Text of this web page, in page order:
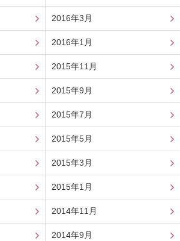
2016年3月
2016年1月
2015年11月
2015年9月
2015年7月
2015年5月
2015年3月
2015年1月
2014年11月
2014年9月